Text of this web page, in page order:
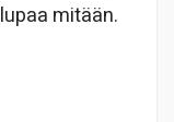
mitään.